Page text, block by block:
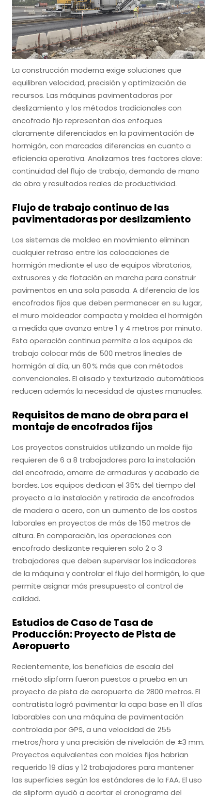
La construcción moderna exige soluciones que
equilibren velocidad, precisión y optimización de
recursos. Las máquinas pavimentadoras por
deslizamiento y los métodos tradicionales con
encofrado fijo representan dos enfoques
claramente diferenciados en la pavimentación de
hormigón, con marcadas diferencias en cuanto a
eficiencia operativa. Analizamos tres factores clave:
continuidad del flujo de trabajo, demanda de mano
de obra y resultados reales de productividad.
Flujo de trabajo continuo de las
pavimentadoras por deslizamiento
Los sistemas de moldeo en movimiento eliminan
cualquier retraso entre las colocaciones de
hormigón mediante el uso de equipos vibratorios,
extrusores y de flotación en marcha para construir
pavimentos en una sola pasada. A diferencia de los
encofrados fijos que deben permanecer en su lugar,
el muro moldeador compacta y moldea el hormigón
a medida que avanza entre 1 y 4 metros por minuto.
Esta operación continua permite a los equipos de
trabajo colocar más de 500 metros lineales de
hormigón al día, un 60 % más que con métodos
convencionales. El alisado y texturizado automáticos
reducen además la necesidad de ajustes manuales.
Requisitos de mano de obra para el
montaje de encofrados fijos
Los proyectos construidos utilizando un molde fijo
requieren de 6 a 8 trabajadores para la instalación
del encofrado, amarre de armaduras y acabado de
bordes. Los equipos dedican el 35% del tiempo del
proyecto a la instalación y retirada de encofrados
de madera o acero, con un aumento de los costos
laborales en proyectos de más de 150 metros de
altura. En comparación, las operaciones con
encofrado deslizante requieren solo 2 o 3
trabajadores que deben supervisar los indicadores
de la máquina y controlar el flujo del hormigón, lo que
permite asignar más presupuesto al control de
calidad.
Estudios de Caso de Tasa de
Producción: Proyecto de Pista de
Aeropuerto
Recientemente, los beneficios de escala del
método slipform fueron puestos a prueba en un
proyecto de pista de aeropuerto de 2800 metros. El
contratista logró pavimentar la capa base en 11 días
laborables con una máquina de pavimentación
controlada por GPS, a una velocidad de 255
metros/hora y una precisión de nivelación de ±3 mm.
Proyectos equivalentes con moldes fijos habrían
requerido 19 días y 12 trabajadores para mantener
las superficies según los estándares de la FAA. El uso
de slipform ayudó a acortar el cronograma del